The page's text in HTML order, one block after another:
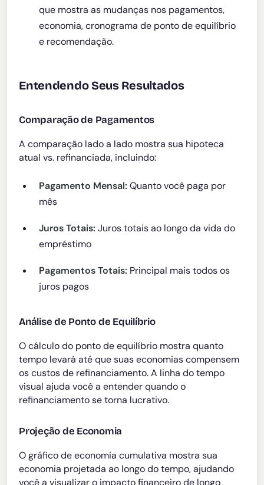
que mostra as mudanças nos pagamentos,
economia, cronograma de ponto de equilíbrio
e recomendação.
Entendendo Seus Resultados
Comparação de Pagamentos
A comparação lado a lado mostra sua hipoteca
atual vs. refinanciada, incluindo:
Pagamento Mensal: Quanto você paga por
mês
Juros Totais: Juros totais ao longo da vida do
empréstimo
Pagamentos Totais: Principal mais todos os
juros pagos
Análise de Ponto de Equilíbrio
O cálculo do ponto de equilíbrio mostra quanto
tempo levará até que suas economias compensem
os custos de refinanciamento. A linha do tempo
visual ajuda você a entender quando o
refinanciamento se torna lucrativo.
Projeção de Economia
O gráfico de economia cumulativa mostra sua
economia projetada ao longo do tempo, ajudando
você a visualizar o impacto financeiro de longo